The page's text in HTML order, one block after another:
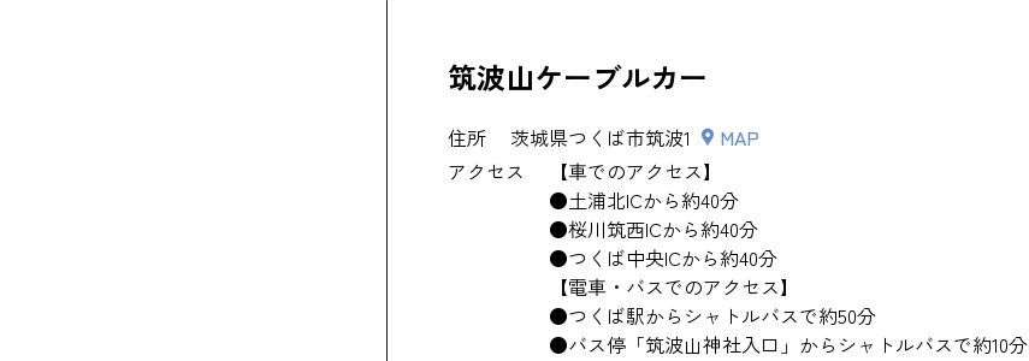
筑波山ケーブルカー
住所 茨城県つくば市筑波1
MAP
アクセス
【車でのアクセス】
●土浦北ICから約40分
●桜川筑西ICから約40分
●つくば中央ICから約40分
【電車・バスでのアクセス】
●つくば駅からシャトルバスで約50分
●バス停「筑波山神社入口」からシャトルバスで約10分